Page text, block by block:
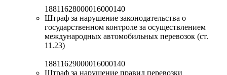
18811628000016000140
Штраф за нарушение законодательства о
государственном контроле за осуществлением
международных автомобильных перевозок (ст.
11.23)
18811629000016000140
Штраф за нарушение правил перевозки